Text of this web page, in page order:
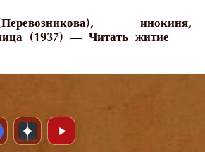
инокиня,
(1937) — Читать житие